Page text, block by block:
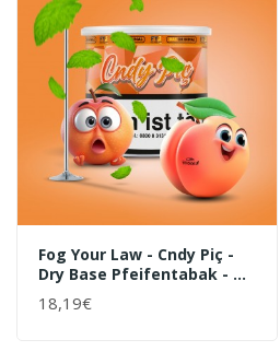
Fog Your Law - Cndy Piç -
Dry Base Pfeifentabak - 70
18,19€
+ WARENKORB